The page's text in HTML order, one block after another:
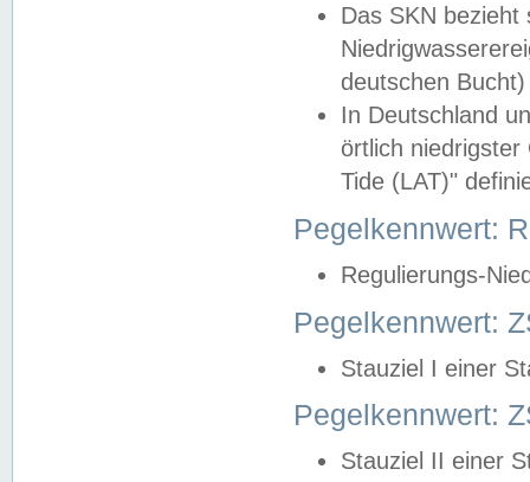
Das SKN
deutschen
In Deutschland
örtlich
Tide (LAT)"
Pegelkennwert:
Regulierungs-
Pegelkennwert:
Stauziel I einer
Pegelkennwert:
Stauziel II einer